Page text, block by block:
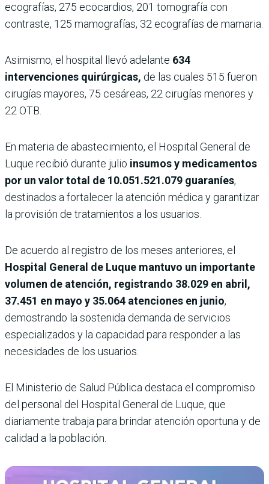
ecografías, 275 ecocardios, 201 tomografía con
contraste, 125 mamografías, 32 ecografías de mamaria.
Asimismo, el hospital llevó adelante 634
intervenciones quirúrgicas, de las cuales 515 fueron
cirugías mayores, 75 cesáreas, 22 cirugías menores y
22 OTB.
En materia de abastecimiento, el Hospital General de
Luque recibió durante julio insumos y medicamentos
por un valor total de 10.051.521.079 guaraníes,
destinados a fortalecer la atención médica y garantizar
la provisión de tratamientos a los usuarios.
De acuerdo al registro de los meses anteriores, el
Hospital General de Luque mantuvo un importante
volumen de atención, registrando 38.029 en abril,
37.451 en mayo y 35.064 atenciones en junio,
demostrando la sostenida demanda de servicios
especializados y la capacidad para responder a las
necesidades de los usuarios.
El Ministerio de Salud Pública destaca el compromiso
del personal del Hospital General de Luque, que
diariamente trabaja para brindar atención oportuna y de
calidad a la población.